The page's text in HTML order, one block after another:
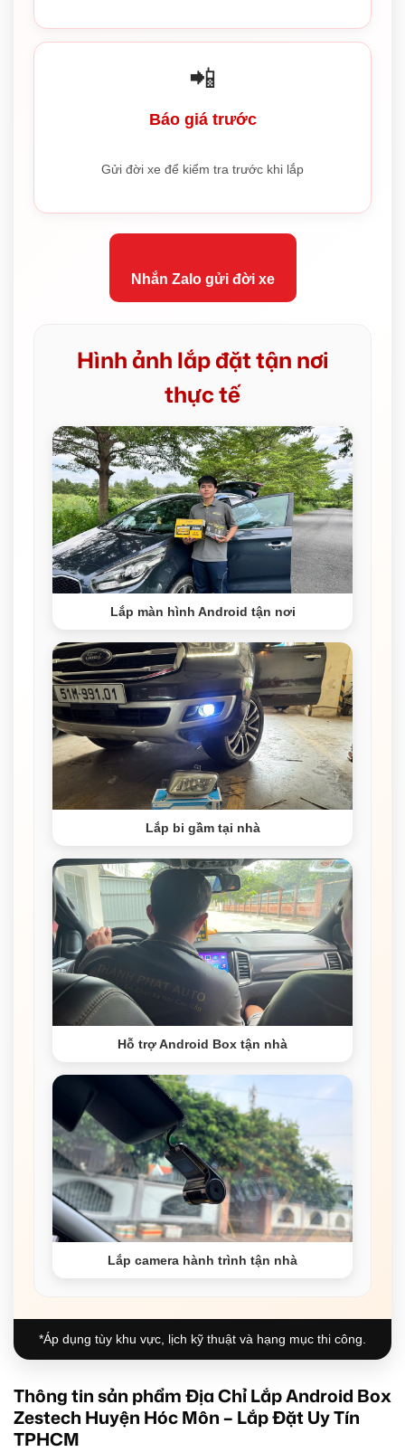
📲
Báo giá trước
Gửi đời xe để kiểm tra trước khi lắp
Nhắn Zalo gửi đời xe
Hình ảnh lắp đặt tận nơi
thực tế
Lắp màn hình Android tận nơi
Lắp bi gầm tại nhà
Hỗ trợ Android Box tận nhà
Lắp camera hành trình tận nhà
*Áp dụng tùy khu vực, lịch kỹ thuật và hạng mục thi công.
Thông tin sản phẩm Địa Chỉ Lắp Android Box
Zestech Huyện Hóc Môn – Lắp Đặt Uy Tín
TPHCM